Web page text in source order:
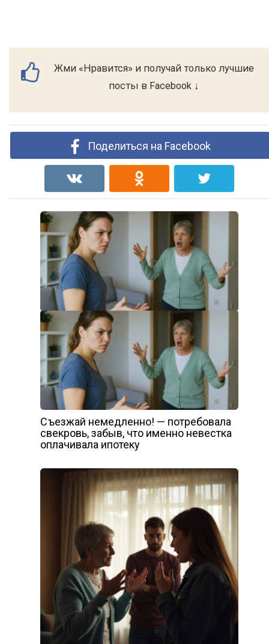
Жми «Нравится» и получай только лучшие
посты в Facebook ↓
Поделиться на Facebook
Съезжай немедленно! — потребовала
свекровь, забыв, что именно невестка
оплачивала ипотеку